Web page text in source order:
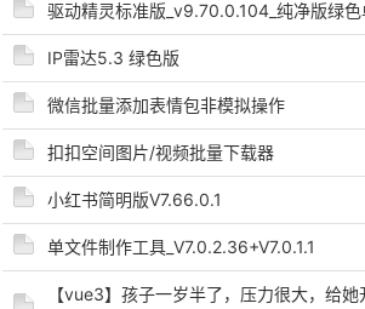
cn
驱动精灵标准版_v9.70.0.104_纯净版绿
IP雷达5.3 绿色版
微信批量添加表情包非模拟操作
扣扣空间图片/视频批量下载器
小红书简明版V7.66.0.1
单文件制作工具_V7.0.2.36+V7.0.1.1
【vue3】孩子一岁半了，压力很大，给